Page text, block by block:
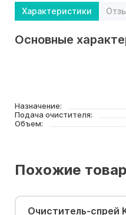
Характеристики
Основные
Назначение:
Подача очистителя:
Объем:
Похожие
Очиститель-спрей